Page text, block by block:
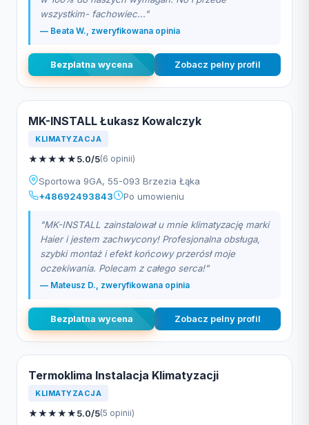
wszystkim- fachowiec..."
— Beata W., zweryfikowana opinia
Bezplatna wycena Zobacz pelny profil
MK-INSTALL Łukasz Kowalczyk
KLIMATYZACJA
★★★★★5.0/5(6 opinii)
Sportowa 9GA, 55-093 Brzezia Łąka
+48692493843
Po umowieniu
"MK-INSTALL zainstalował u mnie klimatyzację marki
Haier i jestem zachwycony! Profesjonalna obsługa,
szybki montaż i efekt końcowy przerósł moje
oczekiwania. Polecam z całego serca!"
— Mateusz D., zweryfikowana opinia
Bezplatna wycena Zobacz pelny profil
Termoklima Instalacja Klimatyzacji
KLIMATYZACJA
★★★★★5.0/5(5 opinii)